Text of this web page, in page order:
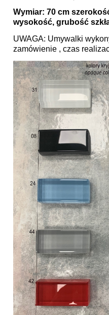
Wymiar: 70 cm
wysokość, grubość
UWAGA: Umywalki
zamówienie , czas